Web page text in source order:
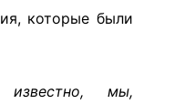
которые были
мы,